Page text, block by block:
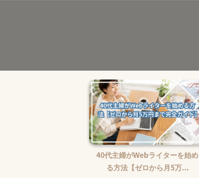
教育訓練給付金で賢くスキルアッ
プする方法【主婦でも使え...